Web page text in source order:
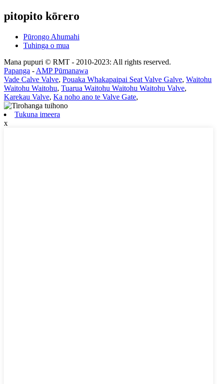
pitopito kōrero
Pūrongo Ahumahi
Tuhinga o mua
Mana pupuri © RMT - 2010-2023: All rights reserved.
Papanga - AMP Pūmanawa
Vade Calve Valve, Pouaka Whakapaipai Seat Valve Galve, Waitohu
Waitohu Waitohu, Tuarua Waitohu Waitohu Waitohu Valve,
Karekau Valve, Ka noho ano te Valve Gate,
Tukuna imeera
x